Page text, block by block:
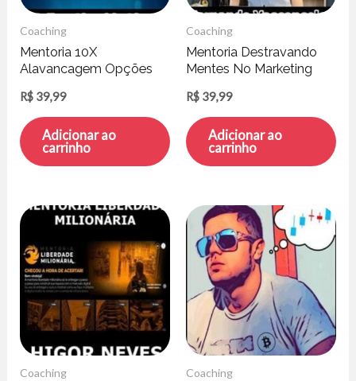
Coaching
Mentoria 10X
Alavancagem Opções
R$ 39,99
Adicionar ao
carrinho
Coaching
Mentoria Destravando
Mentes No Marketing
Vasconcelos
R$ 39,99
Adicionar ao
carrinho
Coaching Coaching